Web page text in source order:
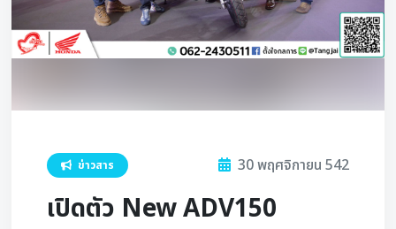
ข่าวสาร 30 พฤศจิกายน 542
เปิดตัว New ADV150